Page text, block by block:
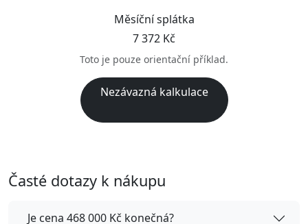
Měsíční splátka
7 372 Kč
Toto je pouze orientační příklad.
Nezávazná kalkulace
Časté dotazy k nákupu
Je cena 468 000 Kč konečná?